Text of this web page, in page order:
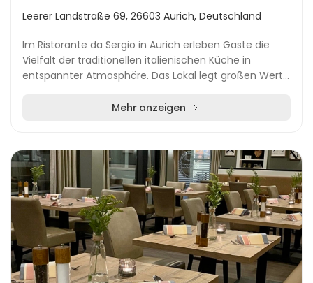
Leerer Landstraße 69, 26603 Aurich, Deutschland
Im Ristorante da Sergio in Aurich erleben Gäste die
Vielfalt der traditionellen italienischen Küche in
entspannter Atmosphäre. Das Lokal legt großen Wert
Mehr anzeigen